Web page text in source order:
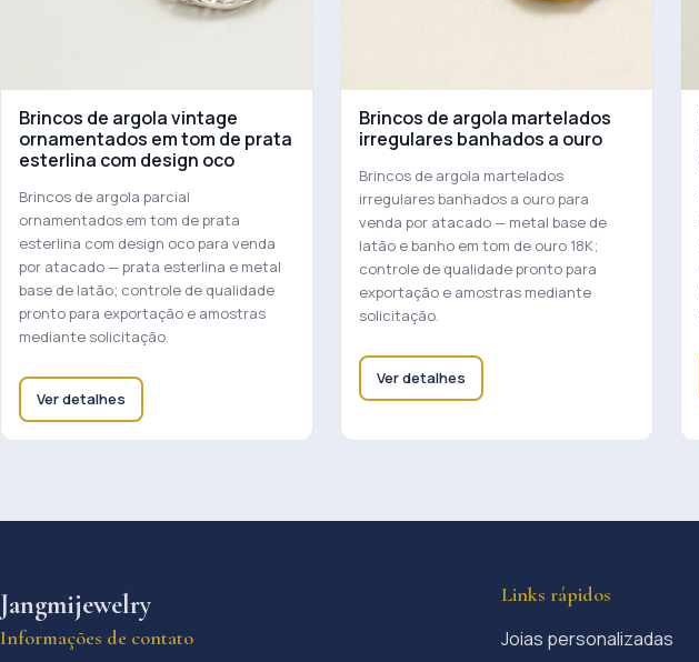
Brincos de argola vintage
ornamentados em tom de prata
esterlina com design oco
Brincos de argola parcial
ornamentados em tom de prata
esterlina com design oco para venda
por atacado — prata esterlina e metal
base de latão; controle de qualidade
pronto para exportação e amostras
mediante solicitação.
Ver detalhes
Brincos de argola martelados
irregulares banhados a ouro
Brincos de argola martelados
irregulares banhados a ouro para
venda por atacado — metal base de
latão e banho em tom de ouro 18K;
controle de qualidade pronto para
exportação e amostras mediante
solicitação.
Ver detalhes
Jangmijewelry
Informações de contato
Links rápidos
Joias personalizadas